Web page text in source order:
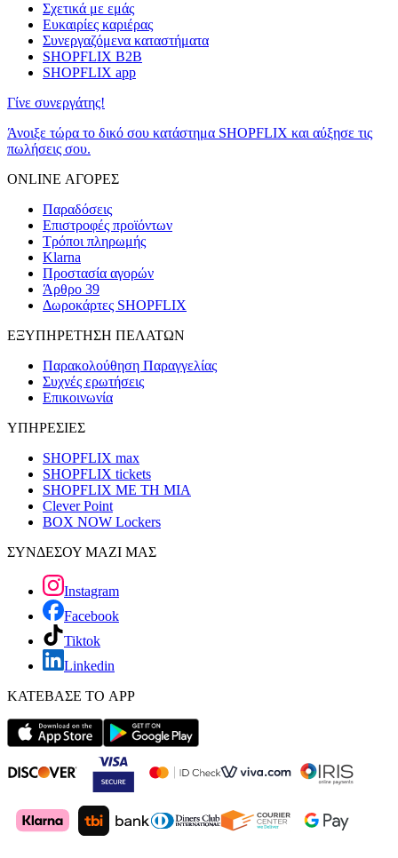
Σχετικά με εμάς
Ευκαιρίες καριέρας
Συνεργαζόμενα καταστήματα
SHOPFLIX B2B
SHOPFLIX app
Γίνε συνεργάτης!
Άνοιξε τώρα το δικό σου κατάστημα SHOPFLIX και αύξησε τις
πωλήσεις σου.
ONLINE ΑΓΟΡΕΣ
Παραδόσεις
Επιστροφές προϊόντων
Τρόποι πληρωμής
Klarna
Προστασία αγορών
Άρθρο 39
Δωροκάρτες SHOPFLIX
ΕΞΥΠΗΡΕΤΗΣΗ ΠΕΛΑΤΩΝ
Παρακολούθηση Παραγγελίας
Συχνές ερωτήσεις
Επικοινωνία
ΥΠΗΡΕΣΙΕΣ
SHOPFLIX max
SHOPFLIX tickets
SHOPFLIX ΜΕ ΤΗ ΜΙΑ
Clever Point
BOX NOW Lockers
ΣΥΝΔΕΣΟΥ ΜΑΖΙ ΜΑΣ
Instagram
Facebook
Tiktok
Linkedin
ΚΑΤΕΒΑΣΕ ΤΟ APP